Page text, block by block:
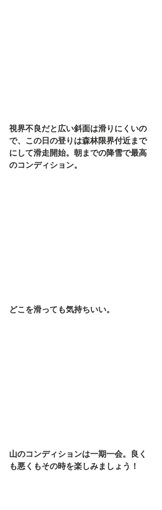
視界不良だと広い斜面は滑りにくいの
で、この日の登りは森林限界付近まで
にして滑走開始。朝までの降雪で最高
のコンディション。
どこを滑っても気持ちいい。
山のコンディションは一期一会。良く
も悪くもその時を楽しみましょう！